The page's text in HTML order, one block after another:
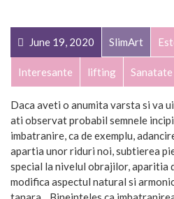
June 19, 2020 SlimArt
Interesante lifting Sanatate
Daca aveti o anumita varsta si va
ati observat probabil semnele
imbatranire, ca de exemplu,
apartia unor riduri noi, subtierea
special la nivelul obrajilor, aparitia
modifica aspectul natural si